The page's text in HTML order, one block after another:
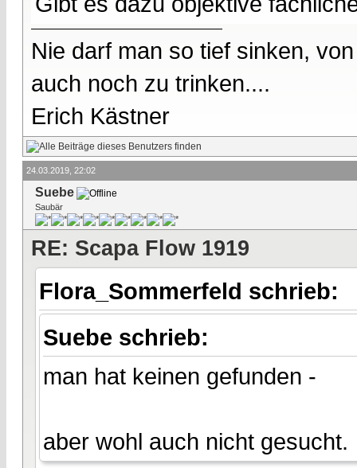
Nie darf man so tief sinken,
auch noch zu trinken....
Erich Kästner
24.03.2019, 22:02
Suebe
Saubär
RE: Scapa Flow 1919
Flora_Sommerfeld schrieb:
Suebe schrieb:
man hat keinen gefunden -
aber wohl auch nicht gesucht.